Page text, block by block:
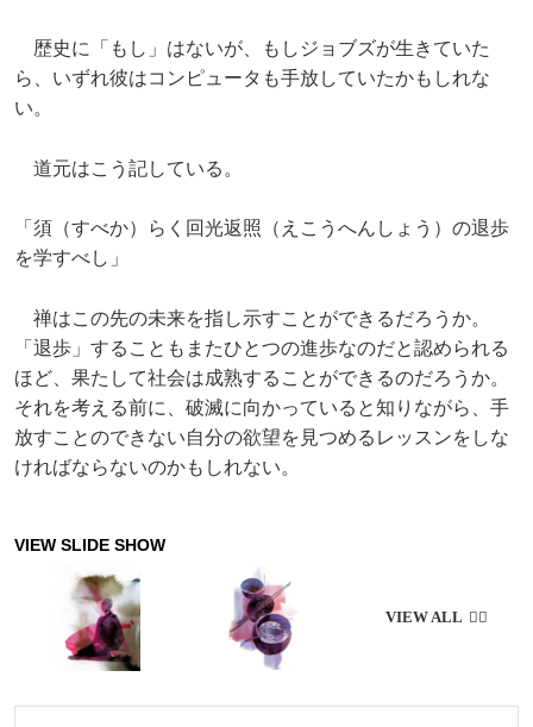
歴史に「もし」はないが、もしジョブズが生きていた
ら、いずれ彼はコンピュータも手放していたかもしれな
い。
道元はこう記している。
「須（すべか）らく回光返照（えこうへんしょう）の退歩
を学すべし」
禅はこの先の未来を指し示すことができるだろうか。
「退歩」することもまたひとつの進歩なのだと認められる
ほど、果たして社会は成熟することができるのだろうか。
それを考える前に、破滅に向かっていると知りながら、手
放すことのできない自分の欲望を見つめるレッスンをしな
ければならないのかもしれない。